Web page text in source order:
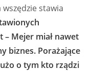
stawia
– Mejer miał nawet
biznes. Porażające
o tym kto rządzi